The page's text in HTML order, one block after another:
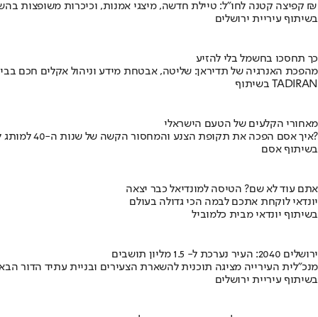
קפיצה קטנה לחו"ל: טיילת חדשה, מיצגי אמנות, וכיכרות משופצות בהשקעה של 100 מיליון ₪
בשיתוף עיריית ירושלים
כך תחסכו בחשמל בלי להזיע
מהפכת האנרגיה של תדיראן: שליטה, אבטחת מידע וניהול אקלים חכם
בשיתוף TADIRAN
מאחורי הקלעים של הטעם הישראלי
איך אסם הפכה את תקופת הצנע והמחסור הקשה של שנות ה-40 למותג לאומי?
בשיתוף אסם
אתם עוד לא שם? הטיסה למונדיאל כבר יצאה
יונדאי לוקחת אתכם לבמה הכי גדולה בעולם
בשיתוף יונדאי מבית כלמוביל
ירושלים 2040: העיר נערכת ל- 1.5 מליון תושבים
מנכ"לית העירייה מציגה תוכנית להשארת הצעירים ובניית עתיד הדור
בשיתוף עיריית ירושלים